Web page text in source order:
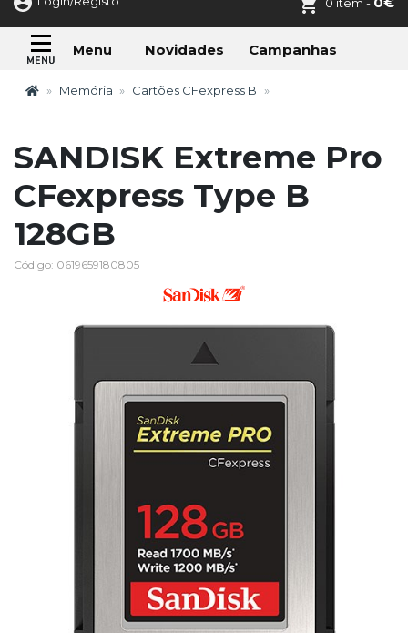
Menu Novidades Campanhas
Memória Cartões CFexpress B
SANDISK Extreme Pro
CFexpress Type B
128GB
Código: 0619659180805